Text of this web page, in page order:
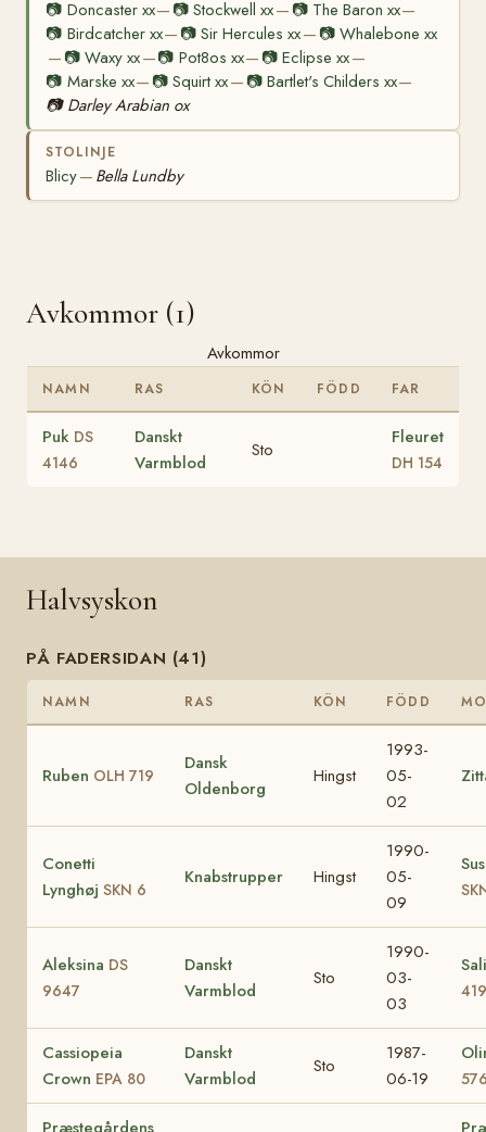
📷 Doncaster xx— 📷Stockwell xx— 📷 The Baron xx—
📷 Birdcatcher xx— 📷Sir Hercules xx— 📷 Whalebone xx
— 📷Waxy xx—📷 Pot8os xx— 📷Eclipse xx—
📷 Marske xx— 📷Squirt xx— 📷 Bartlet's Childers xx—
📷 Darley Arabian ox
STOLINJE
Blicy— Bella Lundby
Avkommor (1)
Avkommor
NAMN RAS KÖN FÖDD FAR
Puk DS
4146
Danskt
Varmblod
Sto
Fleuret
DH 154
Halvsyskon
PÅ FADERSIDAN (41)
NAMN RAS KÖN FÖDD
Ruben OLH 719
Dansk
Oldenborg
Hingst
1993-
05-
02
Conetti
Lynghøj SKN 6
Knabstrupper Hingst
1990-
05-
09
Aleksina DS
9647
Danskt
Varmblod
Sto
1990-
03-
03
Cassiopeia
Crown EPA 80
Danskt
Varmblod
Sto
1987-
06-19
Præstegårdens